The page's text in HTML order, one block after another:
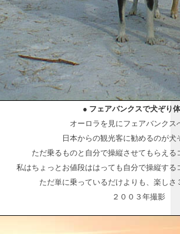
● フェアバンクスで犬ぞり
オーロラを見にフェアバンクス
日本からの観光客に勧めるのが犬
ただ乗るものと自分で操縦させてもらえる
私はちょっとお値段ははっても自分で操縦す
ただ単に乗っているだけよりも、楽しさ
２００３年撮影